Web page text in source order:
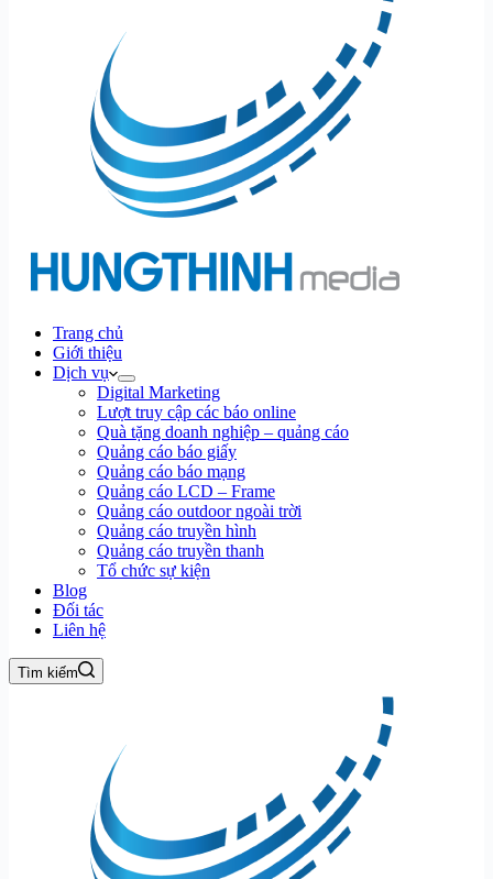
Trang chủ
Giới thiệu
Dịch vụ
Digital Marketing
Lượt truy cập các báo online
Quà tặng doanh nghiệp – quảng cáo
Quảng cáo báo giấy
Quảng cáo báo mạng
Quảng cáo LCD – Frame
Quảng cáo outdoor ngoài trời
Quảng cáo truyền hình
Quảng cáo truyền thanh
Tổ chức sự kiện
Blog
Đối tác
Liên hệ
Tìm kiếm